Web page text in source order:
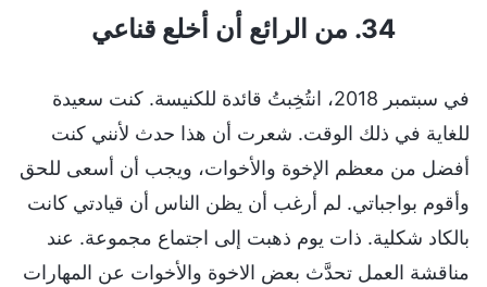
34. من الرائع أن أخلع قناعي
في سبتمبر 2018، انتُخِبتُ قائدة للكنيسة. كنت سعيدة
للغاية في ذلك الوقت. شعرت أن هذا حدث لأنني كنت
أفضل من معظم الإخوة والأخوات، ويجب أن أسعى للحق
وأقوم بواجباتي. لم أرغب أن يظن الناس أن قيادتي كانت
بالكاد شكلية. ذات يوم ذهبت إلى اجتماع مجموعة. عند
مناقشة العمل تحدَّث بعض الاخوة والأخوات عن المهارات